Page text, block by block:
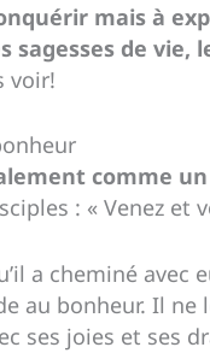
mais à
sagesses de vie,
voir!
comme
: « Venez et
a cheminé avec
au bonheur. Il
ses joies et ses